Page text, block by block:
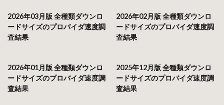
2026年03月版 全種類ダウンロ
ードサイズのプロバイダ速度調
査結果
2026年02月版 全種類ダウンロ
ードサイズのプロバイダ速度調
査結果
2026年01月版 全種類ダウンロ
ードサイズのプロバイダ速度調
査結果
2025年12月版 全種類ダウンロ
ードサイズのプロバイダ速度調
査結果